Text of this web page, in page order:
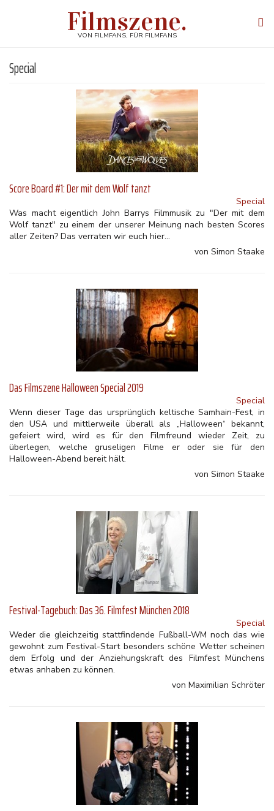
Filmszene.
VON FILMFANS, FÜR FILMFANS
Special
Score Board #1: Der mit dem Wolf tanzt
Special
Was macht eigentlich John Barrys Filmmusik zu "Der mit dem
Wolf tanzt" zu einem der unserer Meinung nach besten Scores
aller Zeiten? Das verraten wir euch hier...
von Simon Staake
Das Filmszene Halloween Special 2019
Special
Wenn dieser Tage das ursprünglich keltische Samhain-Fest, in
den USA und mittlerweile überall als „Halloween“ bekannt,
gefeiert wird, wird es für den Filmfreund wieder Zeit, zu
überlegen, welche gruseligen Filme er oder sie für den
Halloween-Abend bereit hält.
von Simon Staake
Festival-Tagebuch: Das 36. Filmfest München 2018
Special
Weder die gleichzeitig stattfindende Fußball-WM noch das wie
gewohnt zum Festival-Start besonders schöne Wetter scheinen
dem Erfolg und der Anziehungskraft des Filmfest Münchens
etwas anhaben zu können.
von Maximilian Schröter